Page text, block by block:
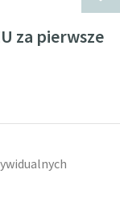
za pierwsze